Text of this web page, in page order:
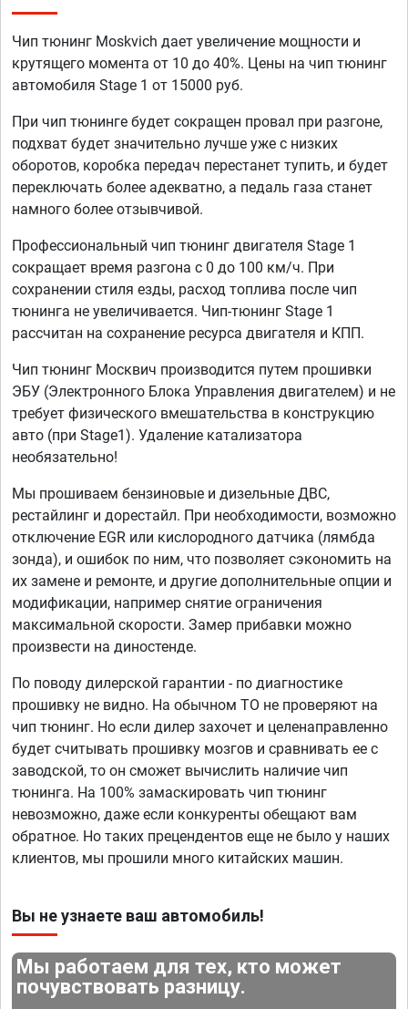
Чип тюнинг Moskvich дает увеличение мощности и
крутящего момента от 10 до 40%. Цены на чип тюнинг
автомобиля Stage 1 от 15000 руб.
При чип тюнинге будет сокращен провал при разгоне,
подхват будет значительно лучше уже с низких
оборотов, коробка передач перестанет тупить, и будет
переключать более адекватно, а педаль газа станет
намного более отзывчивой.
Профессиональный чип тюнинг двигателя Stage 1
сокращает время разгона с 0 до 100 км/ч. При
сохранении стиля езды, расход топлива после чип
тюнинга не увеличивается. Чип-тюнинг Stage 1
рассчитан на сохранение ресурса двигателя и КПП.
Чип тюнинг Москвич производится путем прошивки
ЭБУ (Электронного Блока Управления двигателем) и не
требует физического вмешательства в конструкцию
авто (при Stage1). Удаление катализатора
необязательно!
Мы прошиваем бензиновые и дизельные ДВС,
рестайлинг и дорестайл. При необходимости, возможно
отключение EGR или кислородного датчика (лямбда
зонда), и ошибок по ним, что позволяет сэкономить на
их замене и ремонте, и другие дополнительные опции и
модификации, например снятие ограничения
максимальной скорости. Замер прибавки можно
произвести на диностенде.
По поводу дилерской гарантии - по диагностике
прошивку не видно. На обычном ТО не проверяют на
чип тюнинг. Но если дилер захочет и целенаправленно
будет считывать прошивку мозгов и сравнивать ее с
заводской, то он сможет вычислить наличие чип
тюнинга. На 100% замаскировать чип тюнинг
невозможно, даже если конкуренты обещают вам
обратное. Но таких прецендентов еще не было у наших
клиентов, мы прошили много китайских машин.
Вы не узнаете ваш автомобиль!
Мы работаем для тех, кто может
почувствовать разницу.